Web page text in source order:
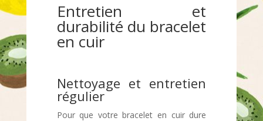
Entretien et
durabilité du bracelet
en cuir
Nettoyage et entretien
régulier
Pour que votre bracelet en cuir dure